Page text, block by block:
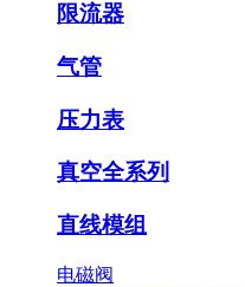
限流器
气管
压力表
真空全系列
直线模组
电磁阀